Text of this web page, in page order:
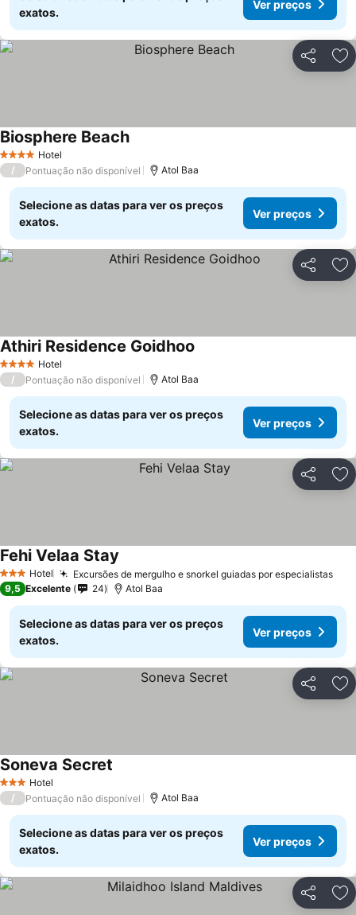
exatos.
Ver preços
Partilhar
4 EstrelasHotel
Biosphere BeachVer preços
/ Pontuação não disponível Atol Baa
Selecione as datas para ver os preços
exatos.
Ver preços
Partilhar
4 EstrelasHotel
Athiri Residence Goidhoo
/ Pontuação não disponível Atol Baa
Selecione as datas para ver os preços
exatos.
Ver preços
Partilhar
3 EstrelasHotel Excursões de mergulho e snorkel guiadas por especialistas
Fehi Velaa Stay
9,5 Excelente 24 Atol Baa
Selecione as datas para ver os preços
exatos.
Ver preços
Partilhar
3 EstrelasHotel
Soneva Secret
/ Pontuação não disponível Atol Baa
Selecione as datas para ver os preços
exatos.
Ver preços
Partilhar